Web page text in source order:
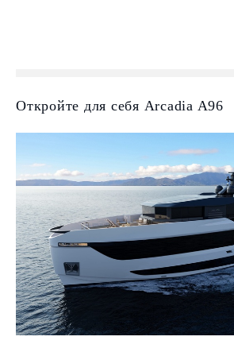
Откройте для себя Arcadia A96